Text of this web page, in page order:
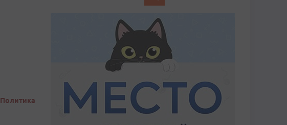
Политика